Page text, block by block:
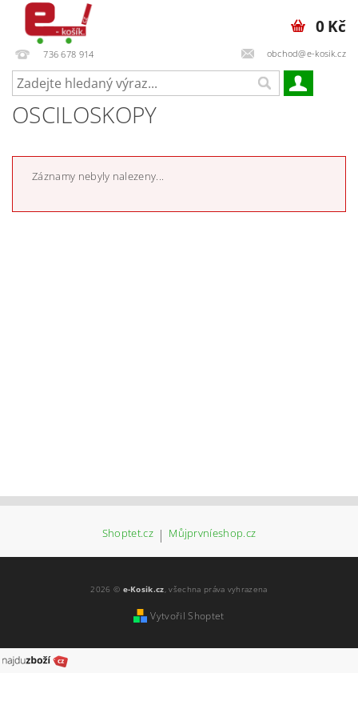
736 678 914 obchod@e-kosik.cz
0 Kč
OSCILOSKOPY
Záznamy nebyly nalezeny...
Shoptet.cz | Můjprvníeshop.cz
2026 © e-Kosik.cz, všechna práva vyhrazena
Vytvořil Shoptet